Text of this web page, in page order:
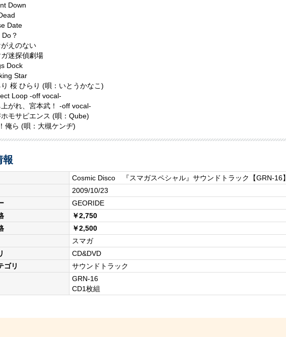
Down
Date
？
えのない
ガ迷探偵劇場
Dock
Star
り 桜 ひらり (唄：いとうかなこ)
Loop -off vocal-
上がれ、宮本武！ -off vocal-
モサピエンス (唄：Qube)
俺ら (唄：大槻ケンヂ)
報
Cosmic Disco 『スマガスペシャル』サウンドトラック【GRN-16】
2009/10/23
GEORIDE
￥2,750
￥2,500
スマガ
CD&DVD
ゴリ
サウンドトラック
GRN-16
CD1枚組